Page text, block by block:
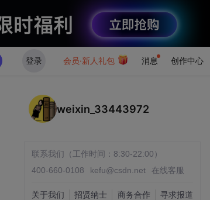
登录 会员·新人礼包 消息 创作中心
weixin_33443972
联系我们（工作时间：8:30-22:00）
400-660-0108
kefu@csdn.net 在线客服
关于我们 招贤纳士 商务合作 寻求报道